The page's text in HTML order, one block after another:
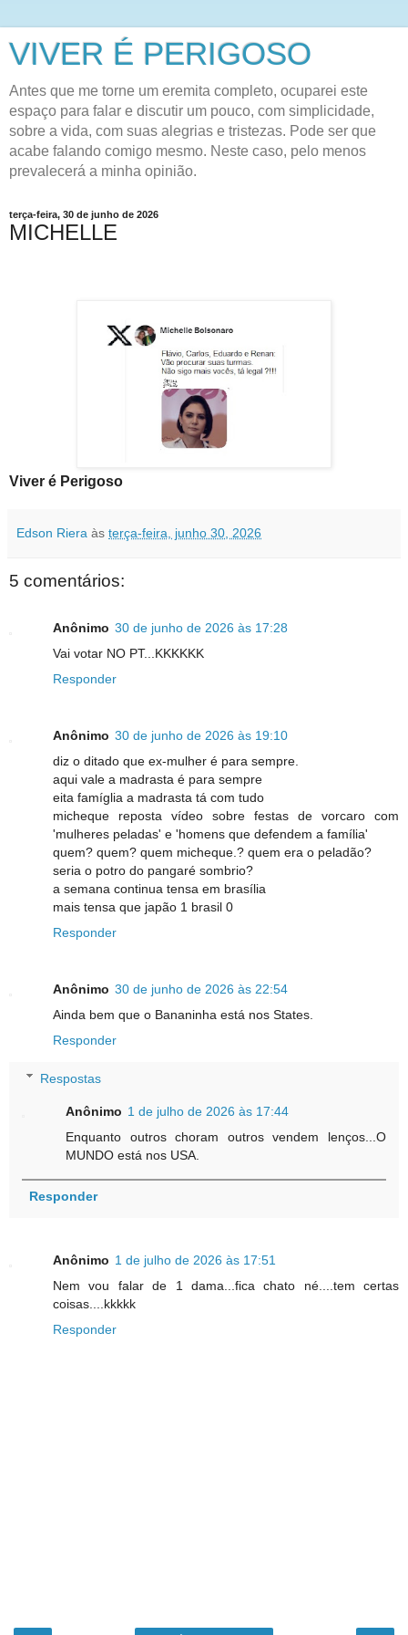
VIVER É PERIGOSO
Antes que me torne um eremita completo, ocuparei este
espaço para falar e discutir um pouco, com simplicidade,
sobre a vida, com suas alegrias e tristezas. Pode ser que
acabe falando comigo mesmo. Neste caso, pelo menos
prevalecerá a minha opinião.
terça-feira, 30 de junho de 2026
MICHELLE
Viver é Perigoso
Edson Riera às terça-feira, junho 30, 2026
5 comentários:
Anônimo 30 de junho de 2026 às 17:28
Vai votar NO PT...KKKKKK
Responder
Anônimo 30 de junho de 2026 às 19:10
diz o ditado que ex-mulher é para sempre.
aqui vale a madrasta é para sempre
eita famíglia a madrasta tá com tudo
micheque reposta vídeo sobre festas de vorcaro com
'mulheres peladas' e 'homens que defendem a família'
quem? quem? quem micheque.? quem era o peladão?
seria o potro do pangaré sombrio?
a semana continua tensa em brasília
mais tensa que japão 1 brasil 0
Responder
Anônimo 30 de junho de 2026 às 22:54
Ainda bem que o Bananinha está nos States.
Responder
Respostas
Anônimo 1 de julho de 2026 às 17:44
Enquanto outros choram outros vendem lenços...O
MUNDO está nos USA.
Responder
Anônimo 1 de julho de 2026 às 17:51
Nem vou falar de 1 dama...fica chato né....tem certas
coisas....kkkkk
Responder